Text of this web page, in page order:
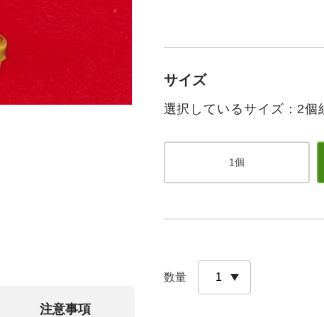
注意事項
サイズ
選択しているサイズ：2個
1個
数量